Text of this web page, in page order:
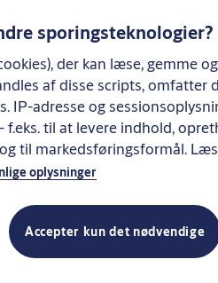
sporingsteknologier?
der kan læse, gemme
af disse scripts, omfatter
IP-adresse og
til at levere indhold,
til markedsføringsformål.
oplysninger
Accepter kun det nødvendige